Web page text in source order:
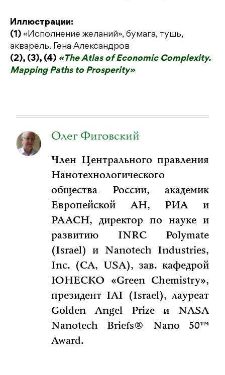
Иллюстрации:
(1) «Исполнение желаний», бумага, тушь,
акварель. Гена Александров
(2), (3), (4) «The Atlas of Economic Complexity.
Mapping Paths to Prosperity»
Олег Фиговский
Член Центрального правления
Нанотехнологического
общества России, академик
Европейской АН, РИА и
РААСН, директор по науке и
развитию INRC Polymate
(Israel) и Nanotech Industries,
Inc. (CA, USA), зав. кафедрой
ЮНЕСКО «Green Chemistry»,
президент IAI (Israel), лауреат
Golden Angel Prize и NASA
Nanotech Briefs® Nano 50™
Award.